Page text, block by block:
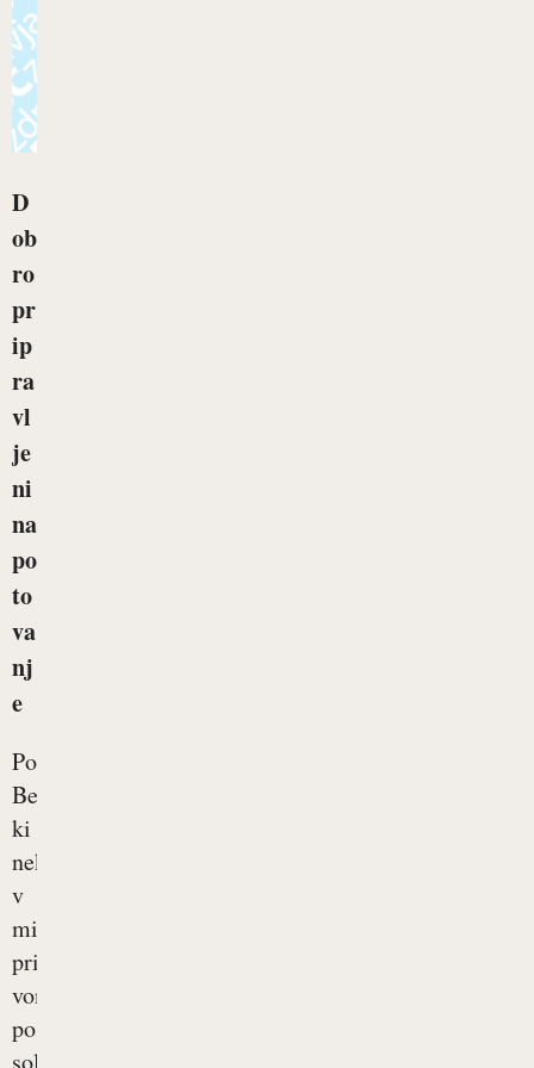
D
ob
ro
pr
ip
ra
vl
je
ni
na
po
to
va
nj
e
Potovanja.
Beseda,
ki
nekaterim
v
misli
prikliče
vonj
po
soli